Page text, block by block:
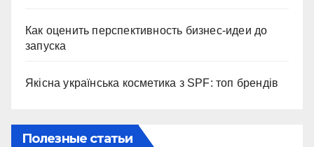
Как оценить перспективность бизнес-идеи до
запуска
Якісна українська косметика з SPF: топ брендів
Полезные статьи